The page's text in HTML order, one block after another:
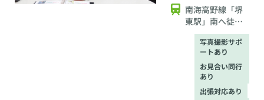
南海高野線「堺
東駅」南へ徒歩3
写真撮影サポ
ートあり
お見合い同行
あり
出張対応あり